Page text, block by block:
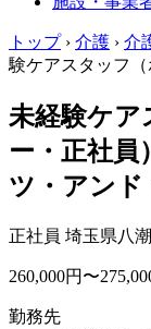
トップ › 介護 › 介
験ケアスタッフ
未経験ケア
ー・正社員
ツ・アン
正社員 埼玉県八
260,000円〜
勤務先